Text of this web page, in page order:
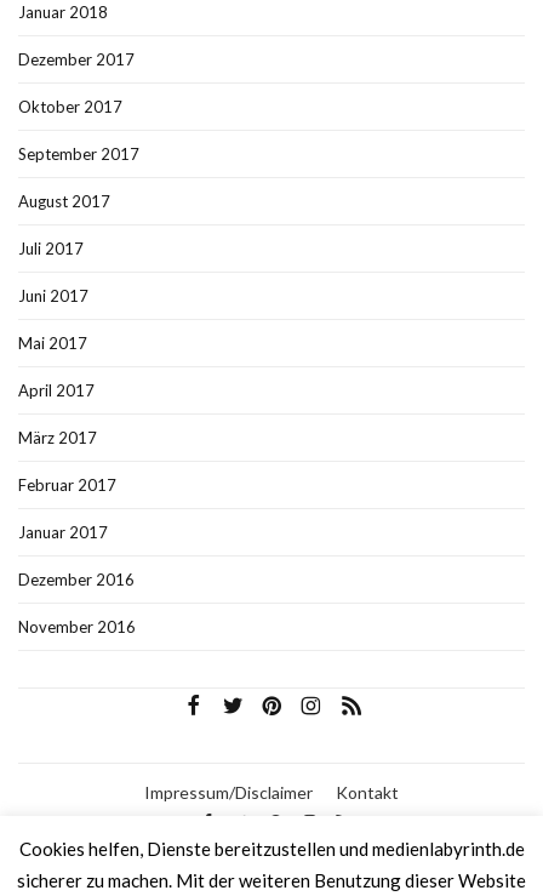
Januar 2018
Dezember 2017
Oktober 2017
September 2017
August 2017
Juli 2017
Juni 2017
Mai 2017
April 2017
März 2017
Februar 2017
Januar 2017
Dezember 2016
November 2016
Impressum/Disclaimer Kontakt
Cookies helfen, Dienste bereitzustellen und medienlabyrinth.de
sicherer zu machen. Mit der weiteren Benutzung dieser Website